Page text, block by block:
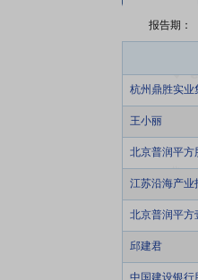
报告期：
杭州鼎胜实业
王小丽
北京普润平方
江苏沿海产业
北京普润平方
邱建君
中国建设银行